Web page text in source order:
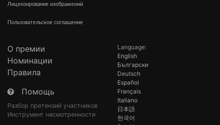
Лицензирование изображений
Пользовательское соглашение
О премии
Номинации
Правила
Помощь
Разбор претензий участников
Инструмент насмотренности
Language:
English
Български
Deutsch
Español
Français
Italiano
日本語
한국어